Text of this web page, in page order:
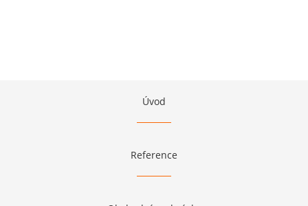
Úvod
Reference